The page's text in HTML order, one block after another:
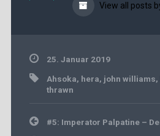
View all posts
25. Januar 2019
Ahsoka, hera, john williams,
thrawn
Beitragsnavigation
#5: Imperator Palpatine –